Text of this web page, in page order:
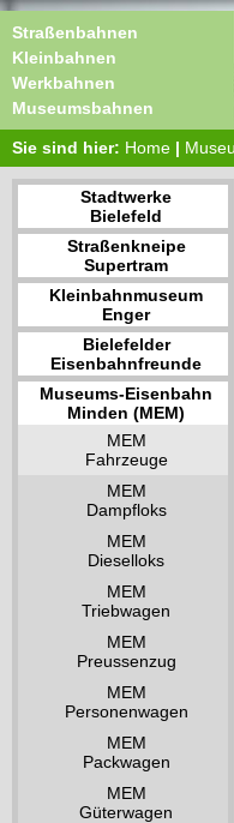
Straßenbahnen
Kleinbahnen
Werkbahnen
Museumsbahnen
Sie sind hier: Home |
Stadtwerke
Bielefeld
Straßenkneipe
Supertram
Kleinbahnmuseum
Enger
Bielefelder
Eisenbahnfreunde
Museums-Eisenbahn
Minden (MEM)
MEM
Fahrzeuge
MEM
Dampfloks
MEM
Dieselloks
MEM
Triebwagen
MEM
Preussenzug
MEM
Personenwagen
MEM
Packwagen
MEM
Güterwagen